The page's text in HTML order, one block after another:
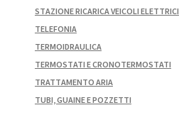
STAZIONE RICARICA VEICOLI ELETTRICI
TELEFONIA
TERMOIDRAULICA
TERMOSTATI E CRONOTERMOSTATI
TRATTAMENTO ARIA
TUBI, GUAINE E POZZETTI